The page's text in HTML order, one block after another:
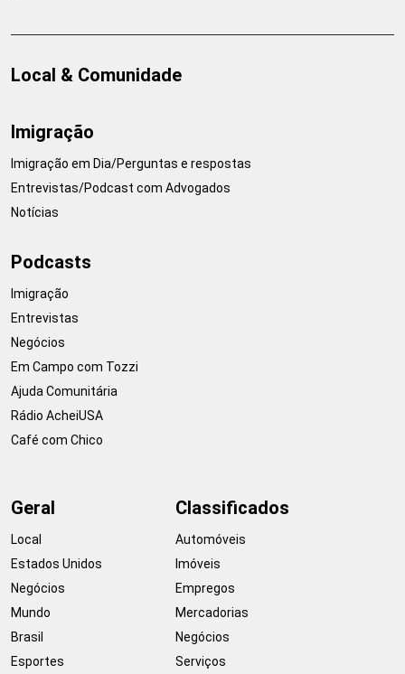
Local & Comunidade
Imigração
Imigração em Dia/Perguntas e respostas
Entrevistas/Podcast com Advogados
Notícias
Podcasts
Imigração
Entrevistas
Negócios
Em Campo com Tozzi
Ajuda Comunitária
Rádio AcheiUSA
Café com Chico
Geral
Local
Estados Unidos
Negócios
Mundo
Brasil
Esportes
Classificados
Automóveis
Imóveis
Empregos
Mercadorias
Negócios
Serviços